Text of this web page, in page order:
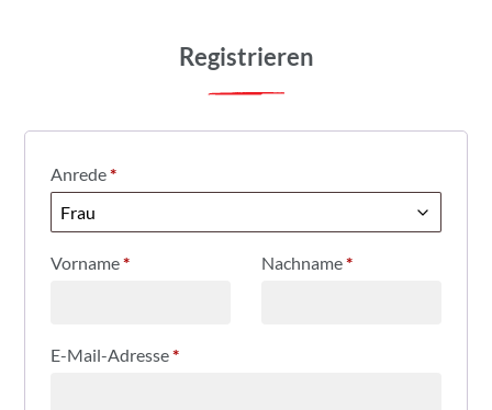
Registrieren
Anrede*
Vorname* Nachname*
E-Mail-Adresse*